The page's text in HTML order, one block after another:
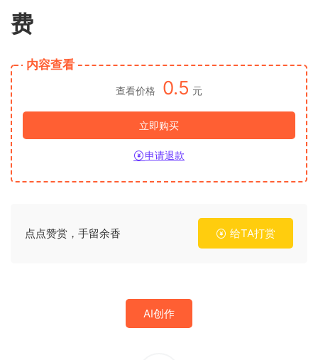
费
内容查看
查看价格 0.5 元
立即购买
申请退款
点点赞赏，手留余香 给TA打赏
AI创作